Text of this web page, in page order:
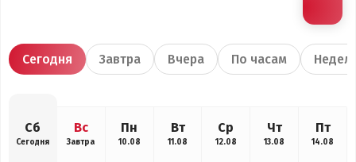
Сегодня Завтра Вчера По часам
Сб
Сегодня
Вс
Завтра
Пн
10.08
Вт
11.08
Ср
12.08
Чт
13.08
Пт
14.08